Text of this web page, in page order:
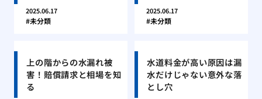
2025.06.17
未分類
2025.06.17
未分類
上の階からの水漏れ被
害！賠償請求と相場を知
る
水道料金が高い原因は漏
水だけじゃない意外な落
とし穴